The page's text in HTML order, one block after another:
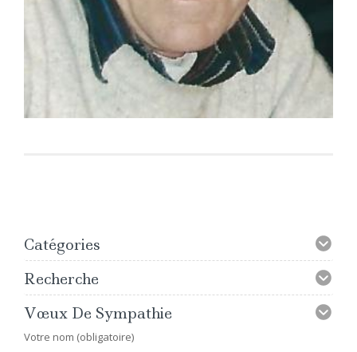
Catégories
Recherche
Vœux De Sympathie
Votre nom (obligatoire)